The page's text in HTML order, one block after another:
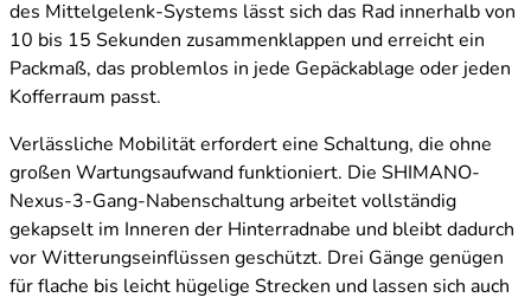
des Mittelgelenk-Systems lässt sich das Rad innerhalb von
10 bis 15 Sekunden zusammenklappen und erreicht ein
Packmaß, das problemlos in jede Gepäckablage oder jeden
Kofferraum passt.
Verlässliche Mobilität erfordert eine Schaltung, die ohne
großen Wartungsaufwand funktioniert. Die SHIMANO-
Nexus-3-Gang-Nabenschaltung arbeitet vollständig
gekapselt im Inneren der Hinterradnabe und bleibt dadurch
vor Witterungseinflüssen geschützt. Drei Gänge genügen
für flache bis leicht hügelige Strecken und lassen sich auch